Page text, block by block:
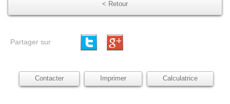
< Retour
Partager sur
Contacter Imprimer Calculatrice